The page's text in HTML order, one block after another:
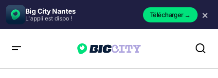
Big City Nantes
L'appli est dispo ! Télécharger→ ×